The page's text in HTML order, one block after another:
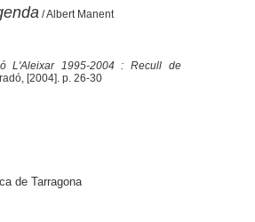
/ Albert Manent
L'Aleixar 1995-2004 : Recull de
[2004]. p. 26-30
de Tarragona